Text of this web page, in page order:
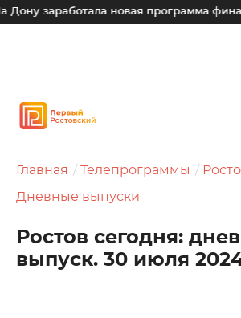
новая программа
Главная Телепрограммы
Дневные выпуски
Ростов сегодня:
выпуск. 30 июля